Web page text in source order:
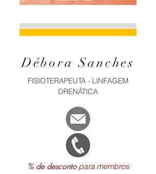
Débora Sanches
FISIOTERAPEUTA - LINFAGEM
DRENÁTICA
% de descontopara membros